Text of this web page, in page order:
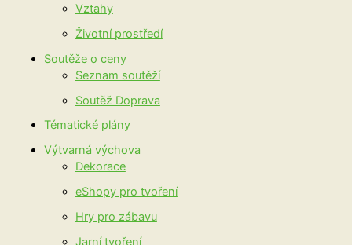
Vztahy
Životní prostředí
Soutěže o ceny
Seznam soutěží
Soutěž Doprava
Tématické plány
Výtvarná výchova
Dekorace
eShopy pro tvoření
Hry pro zábavu
Jarní tvoření